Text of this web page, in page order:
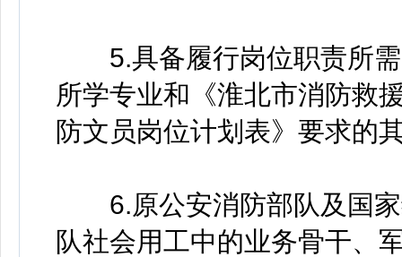
5.具备履行岗位职责所需
所学专业和《淮北市消防救
防文员岗位计划表》要求的
6.原公安消防部队及国家
队社会用工中的业务骨干、